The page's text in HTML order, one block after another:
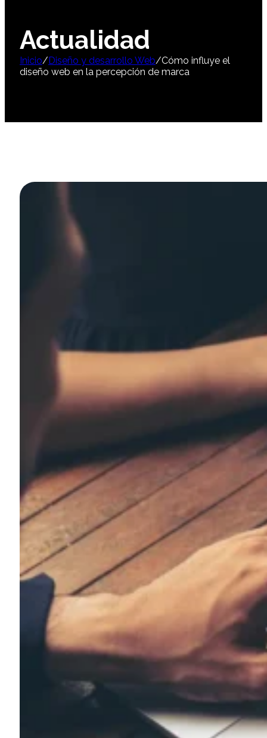
Actualidad
Inicio/Diseño y desarrollo Web/Cómo influye el
diseño web en la percepción de marca